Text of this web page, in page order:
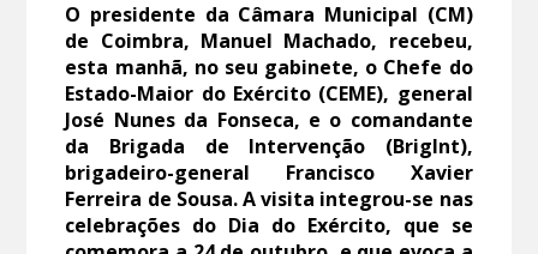
O presidente da Câmara Municipal (CM)
de Coimbra, Manuel Machado, recebeu,
esta manhã, no seu gabinete, o Chefe do
Estado-Maior do Exército (CEME), general
José Nunes da Fonseca, e o comandante
da Brigada de Intervenção (BrigInt),
brigadeiro-general Francisco Xavier
Ferreira de Sousa. A visita integrou-se nas
celebrações do Dia do Exército, que se